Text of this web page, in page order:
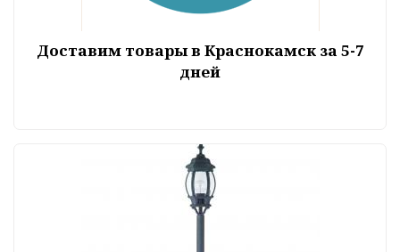
Доставим товары в Краснокамск за 5-7
дней